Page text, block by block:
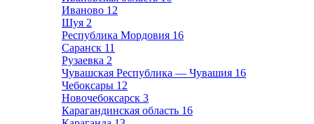
Иваново 12
Шуя 2
Республика Мордовия 16
Саранск 11
Рузаевка 2
Чувашская Республика — Чувашия 16
Чебоксары 12
Новочебоксарск 3
Карагандинская область 16